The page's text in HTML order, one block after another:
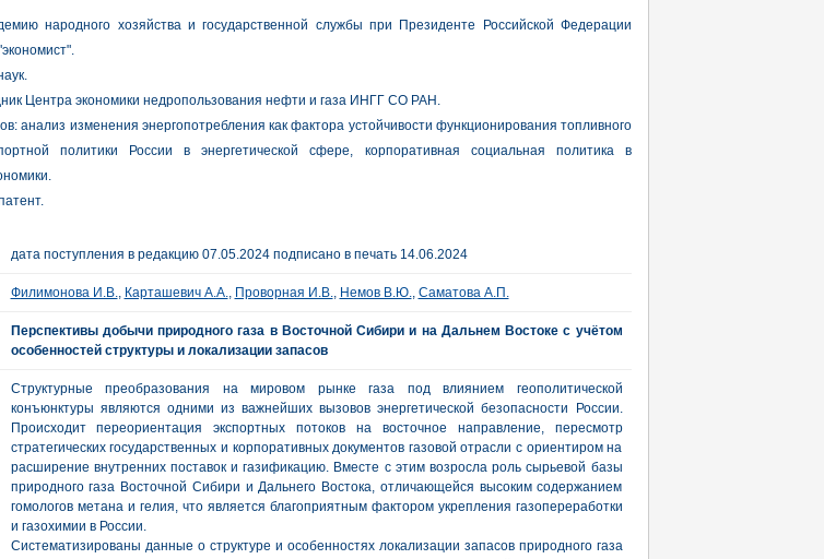
народного хозяйства и государственной службы при Президенте Российской Федерации
Центра экономики недропользования нефти и газа ИНГГ СО РАН.
анализ изменения энергопотребления как фактора устойчивости функционирования топливного
политики России в энергетической сфере, корпоративная социальная политика в
дата поступления в редакцию 07.05.2024 подписано в печать 14.06.2024
Филимонова И.В., Карташевич А.А., Проворная И.В., Немов В.Ю., Саматова А.П.
Перспективы добычи природного газа в Восточной Сибири и на Дальнем Востоке с учётом
особенностей структуры и локализации запасов
Структурные преобразования на мировом рынке газа под влиянием геополитической
конъюнктуры являются одними из важнейших вызовов энергетической безопасности России.
Происходит переориентация экспортных потоков на восточное направление, пересмотр
стратегических государственных и корпоративных документов газовой отрасли с ориентиром на
расширение внутренних поставок и газификацию. Вместе с этим возросла роль сырьевой базы
природного газа Восточной Сибири и Дальнего Востока, отличающейся высоким содержанием
гомологов метана и гелия, что является благоприятным фактором укрепления газопереработки
и газохимии в России.
Систематизированы данные о структуре и особенностях локализации запасов природного газа